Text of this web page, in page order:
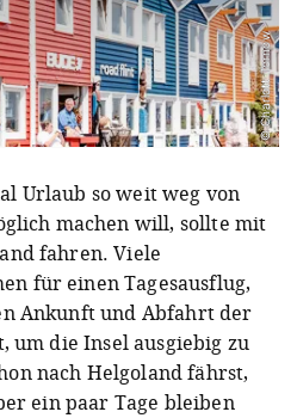
© Charlott Tornow
Urlaub so weit weg von
machen will, sollte mit
fahren. Viele
für einen Tagesausflug,
Ankunft und Abfahrt der
um die Insel ausgiebig zu
nach Helgoland fährst,
ein paar Tage bleiben